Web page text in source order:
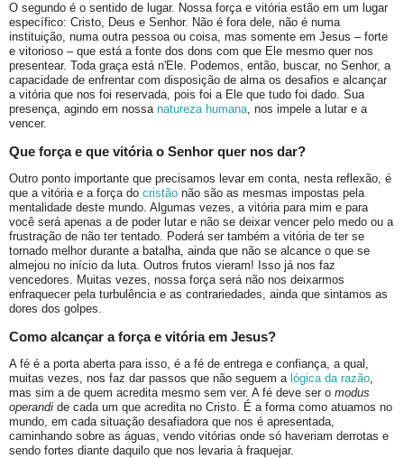
O segundo é o sentido de lugar. Nossa força e vitória estão em um lugar
específico: Cristo, Deus e Senhor. Não é fora dele, não é numa
instituição, numa outra pessoa ou coisa, mas somente em Jesus – forte
e vitorioso – que está a fonte dos dons com que Ele mesmo quer nos
presentear. Toda graça está n'Ele. Podemos, então, buscar, no Senhor, a
capacidade de enfrentar com disposição de alma os desafios e alcançar
a vitória que nos foi reservada, pois foi a Ele que tudo foi dado. Sua
presença, agindo em nossa natureza humana, nos impele a lutar e a
vencer.
Que força e que vitória o Senhor quer nos dar?
Outro ponto importante que precisamos levar em conta, nesta reflexão, é
que a vitória e a força do cristão não são as mesmas impostas pela
mentalidade deste mundo. Algumas vezes, a vitória para mim e para
você será apenas a de poder lutar e não se deixar vencer pelo medo ou a
frustração de não ter tentado. Poderá ser também a vitória de ter se
tornado melhor durante a batalha, ainda que não se alcance o que se
almejou no início da luta. Outros frutos vieram! Isso já nos faz
vencedores. Muitas vezes, nossa força será não nos deixarmos
enfraquecer pela turbulência e as contrariedades, ainda que sintamos as
dores dos golpes.
Como alcançar a força e vitória em Jesus?
A fé é a porta aberta para isso, é a fé de entrega e confiança, a qual,
muitas vezes, nos faz dar passos que não seguem a lógica da razão,
mas sim a de quem acredita mesmo sem ver. A fé deve ser o modus
operandi de cada um que acredita no Cristo. É a forma como atuamos no
mundo, em cada situação desafiadora que nos é apresentada,
caminhando sobre as águas, vendo vitórias onde só haveriam derrotas e
sendo fortes diante daquilo que nos levaria à fraquejar.